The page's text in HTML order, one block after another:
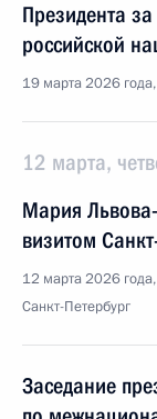
Президента
российской
19 марта 2026
12 марта,
Мария
визитом
12 марта 2026
Санкт-Петербург
Заседание